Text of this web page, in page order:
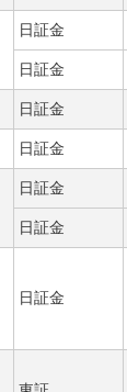
日証金
日証金
日証金
日証金
日証金
日証金
日証金